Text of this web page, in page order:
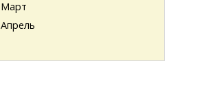
Март
Апрель